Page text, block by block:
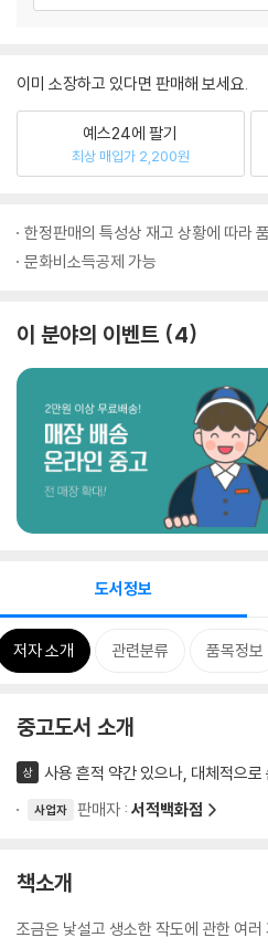
이미 소장하고 있다면 판매해 보세요.
예스24에 팔기
최상 매입가 2,200원
한정판매의 특성상 재고 상황에 따라
문화비소득공제 가능
이 분야의 이벤트 4
도서정보
저자 소개 관련분류 품목정보
중고도서 소개
상 사용 흔적 약간 있으나, 대체적으로
사업자 판매자 : 서적백화점
책소개
조금은 낯설고 생소한 작도에 관한 여